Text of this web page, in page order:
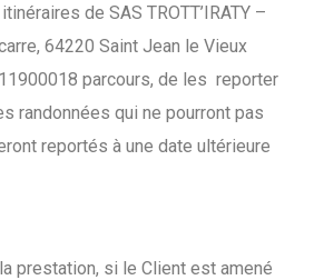
de SAS TROTT’IRATY –
64220 Saint Jean le Vieux
parcours, de les reporter
randonnées qui ne pourront pas
reportés à une date ultérieure
prestation, si le Client est amené